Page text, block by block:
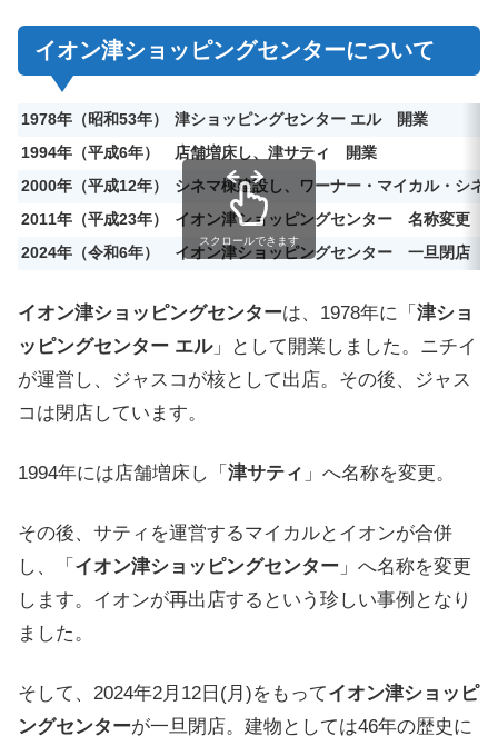
イオン津ショッピングセンターについて
1978年（昭和53年） 津ショッピングセンター エル開業
1994年（平成6年）
店舗増床し、津サティ
開業
2000年（平成12年）
シネマ棟建設し、ワーナー・マイカル・シ
2011年（平成23年）
イオン津ショッピングセンター 名称変更
2024年（令和6年）
イオン津ショッピングセンター 一旦閉店
スクロールできます
イオン津ショッピングセンターは、1978年に「 津ショ
ッピングセンター エル」として開業しました。ニチイ
が運営し、ジャスコが核として出店。その後、ジャス
コは閉店しています。
1994年には店舗増床し「 津サティ 」へ名称を変更。
その後、サティを運営するマイカルとイオンが合併
し、「 イオン津ショッピングセンター 」へ名称を変更
します。イオンが再出店するという珍しい事例となり
ました。
そして、2024年2月12日(月)をもってイオン津ショッピ
ングセンターが一旦閉店。建物としては46年の歴史に